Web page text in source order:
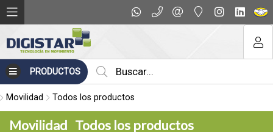
PRODUCTOS
Movilidad Todos los productos
Movilidad Todos los productos